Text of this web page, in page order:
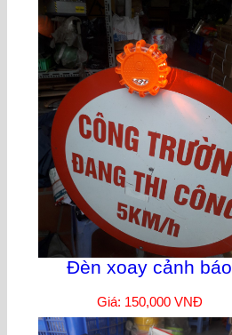
Đèn xoay cảnh báo
Giá: 150,000 VNĐ